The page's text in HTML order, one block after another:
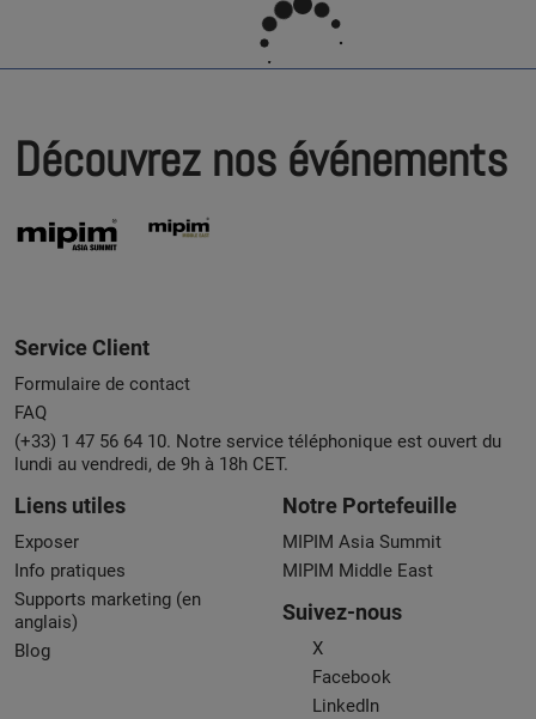
Découvrez nos événements
Service Client
Formulaire de contact
FAQ
(+33) 1 47 56 64 10. Notre service téléphonique est ouvert du
lundi au vendredi, de 9h à 18h CET.
Liens utiles
Exposer
Info pratiques
Supports marketing (en
anglais)
Blog
Notre Portefeuille
MIPIM Asia Summit
MIPIM Middle East
Suivez-nous
X
Facebook
LinkedIn